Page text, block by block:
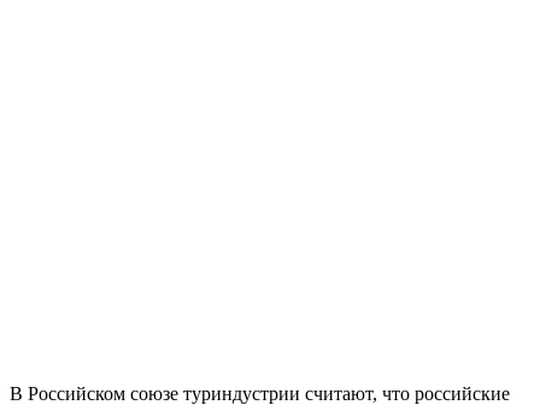
В Российском союзе туриндустрии считают, что российские